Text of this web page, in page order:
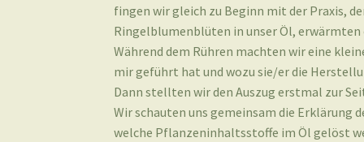
fingen wir gleich zu Beginn mit der Praxis,
Ringelblumenblüten in unser Öl, erwärmten
Während dem Rühren machten wir eine
mir geführt hat und wozu sie/er die
Dann stellten wir den Auszug erstmal zur
Wir schauten uns gemeinsam die Erklärung
welche Pflanzeninhaltsstoffe im Öl gelöst